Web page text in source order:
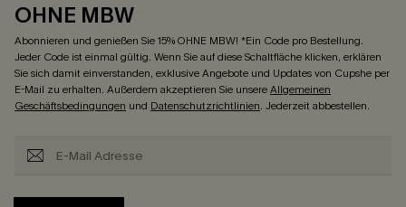
OHNE MBW
Abonnieren und genießen Sie 15% OHNE MBW! *Ein Code pro Bestellung.
Jeder Code ist einmal gültig. Wenn Sie auf diese Schaltfläche klicken, erklären
Sie sich damit einverstanden, exklusive Angebote und Updates von Cupshe per
E-Mail zu erhalten. Außerdem akzeptieren Sie unsereAllgemeinen
Geschäftsbedingungen und Datenschutzrichtlinien. Jederzeit abbestellen.